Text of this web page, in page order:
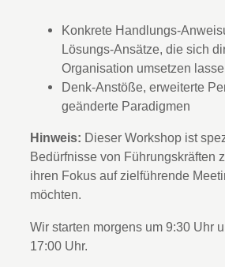
Konkrete Handlungs-
Lösungs-Ansätze, die sich
Organisation umsetzen
Denk-Anstöße, erweiterte
geänderte Paradigmen
Hinweis: Dieser Workshop ist
Bedürfnisse von Führungskräften
ihren Fokus auf zielführende
möchten.
Wir starten morgens um 9:30 Uhr
17:00 Uhr.